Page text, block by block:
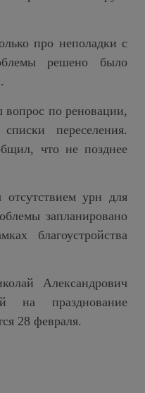
про неполадки с
решено было
вопрос по реновации,
переселения.
что не позднее
урн для
запланировано
благоустройства
Александрович
на празднование
28 февраля.